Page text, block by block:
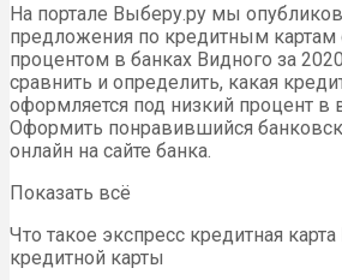
На портале Выберу.ру мы
предложения по кредитным
процентом в банках Видного за
сравнить и определить, какая
оформляется под низкий процент в
Оформить понравившийся
онлайн на сайте банка.
Показать всё
Что такое экспресс кредитная
кредитной карты